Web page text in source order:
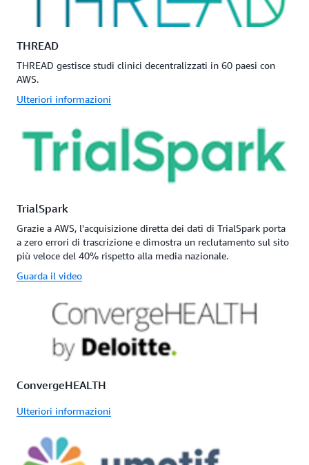
THREAD
THREAD gestisce studi clinici decentralizzati in 60 paesi con
AWS.
Ulteriori informazioni
TrialSpark
Grazie a AWS, l'acquisizione diretta dei dati di TrialSpark porta
a zero errori di trascrizione e dimostra un reclutamento sul sito
più veloce del 40% rispetto alla media nazionale.
Guarda il video
ConvergeHEALTH
Ulteriori informazioni